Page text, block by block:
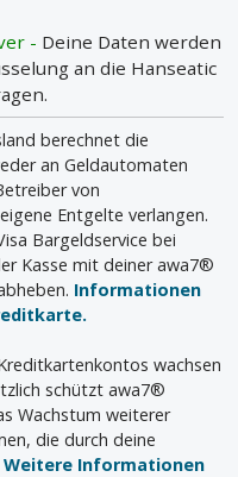
- Deine Daten werden
an die Hanseatic
berechnet die
an Geldautomaten
von
Entgelte verlangen.
Bargeldservice bei
Kasse mit deiner awa7®
Informationen
wachsen
schützt awa7®
Wachstum weiterer
die durch deine
Weitere Informationen